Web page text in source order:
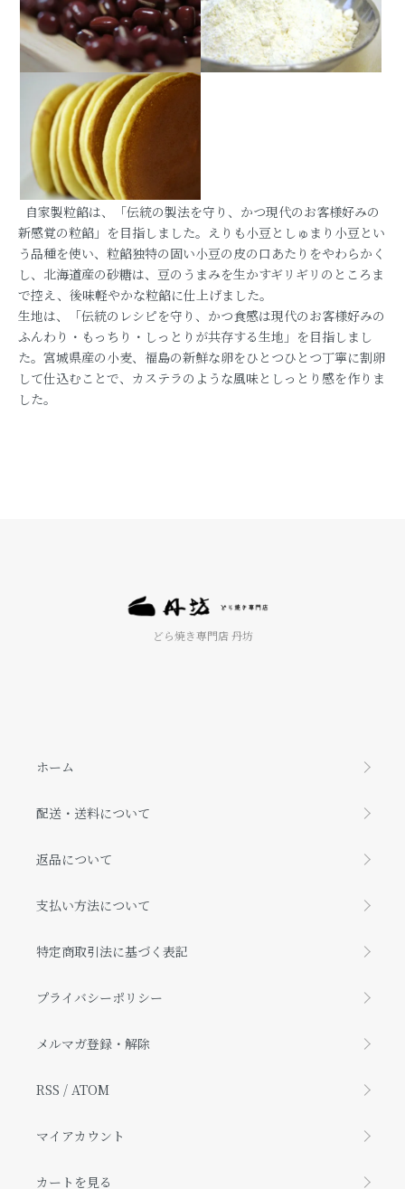
自家製粒餡は、「伝統の製法を守り、かつ現代のお客様好みの
新感覚の粒餡」を目指しました。えりも小豆としゅまり小豆とい
う品種を使い、粒餡独特の固い小豆の皮の口あたりをやわらかく
し、北海道産の砂糖は、豆のうまみを生かすギリギリのところま
で控え、後味軽やかな粒餡に仕上げました。
生地は、「伝統のレシピを守り、かつ食感は現代のお客様好みの
ふんわり・もっちり・しっとりが共存する生地」を目指しまし
た。宮城県産の小麦、福島の新鮮な卵をひとつひとつ丁寧に割卵
して仕込むことで、カステラのような風味としっとり感を作りま
した。
どら焼き専門店 丹坊
ホーム
配送・送料について
返品について
支払い方法について
特定商取引法に基づく表記
プライバシーポリシー
メルマガ登録・解除
RSS / ATOM
マイアカウント
カートを見る